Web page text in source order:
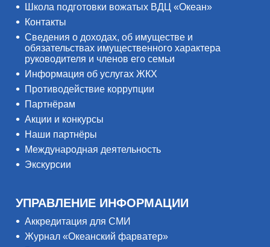
Школа подготовки вожатых ВДЦ «Океан»
Контакты
Сведения о доходах, об имуществе и
обязательствах имущественного характера
руководителя и членов его семьи
Информация об услугах ЖКХ
Противодействие коррупции
Партнёрам
Акции и конкурсы
Наши партнёры
Международная деятельность
Экскурсии
УПРАВЛЕНИЕ ИНФОРМАЦИИ
Аккредитация для СМИ
Журнал «Океанский фарватер»